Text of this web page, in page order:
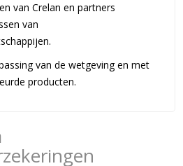
van Crelan en partners
van
van de wetgeving en met
producten.